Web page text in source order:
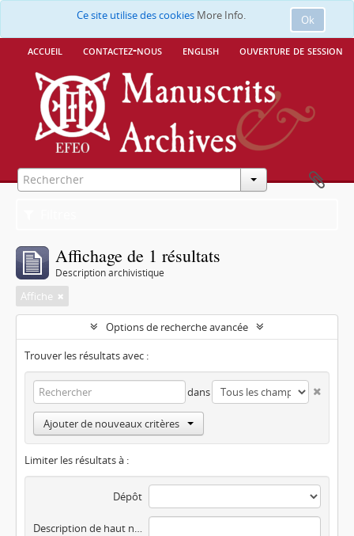
Ok
Ce site utilise des cookies More Info.
accueil contactez-nous english ouverture de session
Affichage de 1 résultats
Description archivistique
Affiche
Options de recherche avancée
Trouver les résultats avec :
dans
Ajouter de nouveaux critères
Limiter les résultats à :
Dépôt
Description de haut niveau